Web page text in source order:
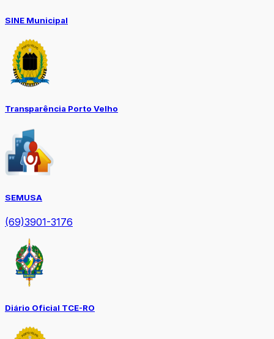
SINE Municipal
Transparência Porto Velho
SEMUSA
(69)3901-3176
Diário Oficial TCE-RO